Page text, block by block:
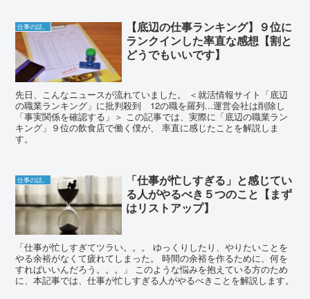
仕事の話。
【底辺の仕事ランキング】９位に
ランクインした率直な感想【割と
どうでもいいです】
先日、こんなニュースが流れていました。 ＜就活情報サイト「底辺
の職業ランキング」に批判殺到 12の職を羅列...運営会社は削除し
「事実関係を確認する」＞ この記事では、実際に「底辺の職業ラン
キング」９位の飲食店で働く僕が、 率直に感じたことを解説しま
す。
仕事の話。
「仕事が忙しすぎる」と感じてい
る人がやるべき５つのこと【まず
はリストアップ】
「仕事が忙しすぎてツラい。。。 ゆっくりしたり、やりたいことを
やる余裕がなくて疲れてしまった。 時間の余裕を作るために、何を
すればいいんだろう。。。」 このような悩みを抱えている方のため
に、本記事では、仕事が忙しすぎる人がやるべきことを解説します。